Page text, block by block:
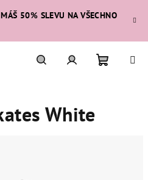
50% SLEVU NA VŠECHNO
White